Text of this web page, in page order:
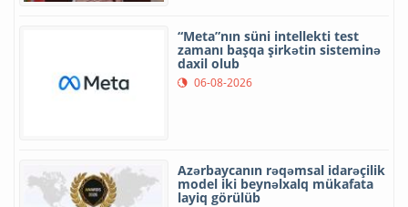
“Meta”nın süni intellekti test
zamanı başqa şirkətin sisteminə
daxil olub
06-08-2026
Azərbaycanın rəqəmsal idarəçilik
model iki beynəlxalq mükafata
layiq görülüb